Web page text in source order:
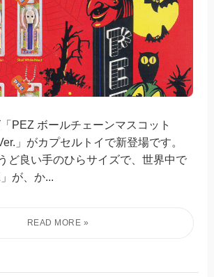
PEZ ボールチェーンマスコット
」がカプセルトイで新登場です。
ど良い手のひらサイズで、世界中で
が、か...